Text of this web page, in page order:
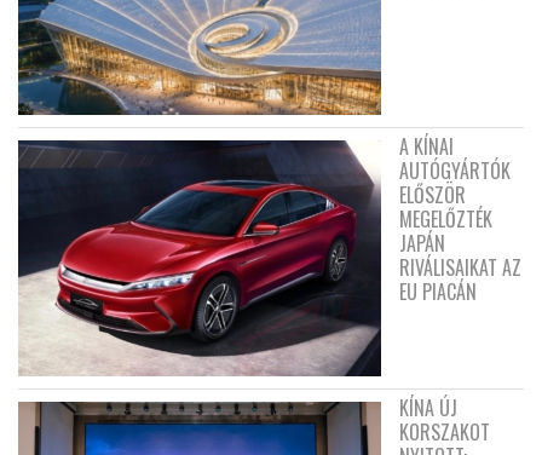
A KÍNAI
AUTÓGYÁRTÓK
ELŐSZÖR
MEGELŐZTÉK
JAPÁN
RIVÁLISAIKAT AZ
EU PIACÁN
KÍNA ÚJ
KORSZAKOT